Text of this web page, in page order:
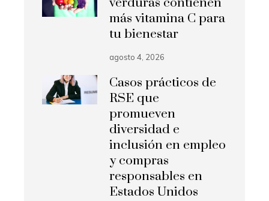
verduras contienen
más vitamina C para
tu bienestar
agosto 4, 2026
Casos prácticos de
RSE que
promueven
diversidad e
inclusión en empleo
y compras
responsables en
Estados Unidos